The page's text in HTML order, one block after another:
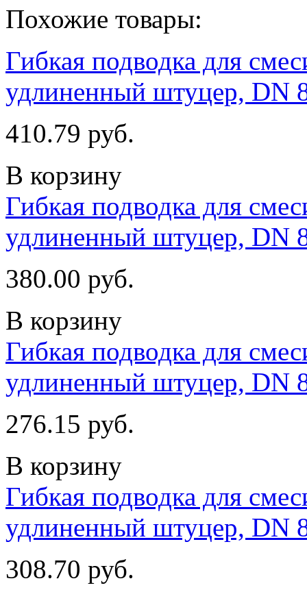
Похожие товары:
Гибкая подводка для
удлиненный штуцер, DN
410.79 руб.
В корзину
Гибкая подводка для
удлиненный штуцер, DN
380.00 руб.
В корзину
Гибкая подводка для
удлиненный штуцер, DN
276.15 руб.
В корзину
Гибкая подводка для
удлиненный штуцер, DN
308.70 руб.